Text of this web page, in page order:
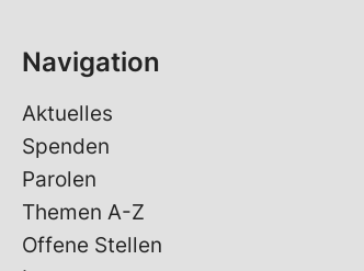
Navigation
Aktuelles
Spenden
Parolen
Themen A-Z
Offene Stellen